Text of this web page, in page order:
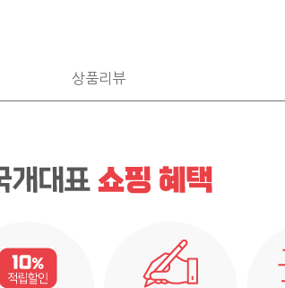
상품리뷰